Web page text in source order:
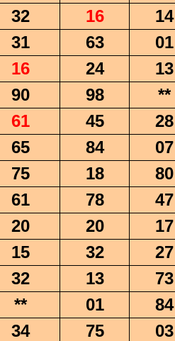
32 16
14
31 63
01
16 24
13
90 98
**
61 45
28
65 84
07
75 18
80
61 78
47
20 20
17
15 32
27
32 13
73
** 01
84
34 75
03